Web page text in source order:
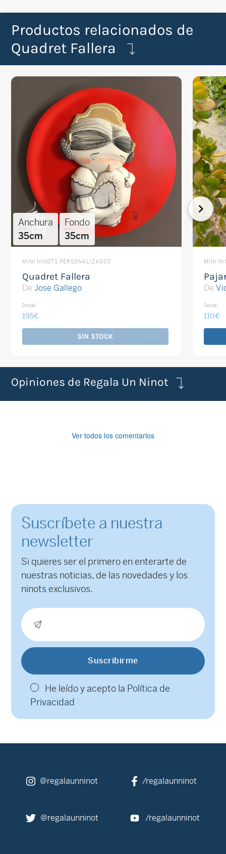
Productos relacionados de
Quadret Fallera
Anchura
35cm
Fondo
35cm
MINI NINOTS PERSONALIZADOS
Quadret Fallera
De Jose Gallego
Desde:
195€
SIN STOCK
MINI
De
Desde:
110€
Opiniones de Regala Un Ninot
Ver todos los comentarios
Suscríbete a nuestra
newsletter
Si quieres ser el primero en enterarte de
nuestras noticias, de las novedades y los
ninots exclusivos.
He leído y acepto la Política de
Privacidad
@regalaunninot /regalaunninot
@regalaunninot /regalaunninot